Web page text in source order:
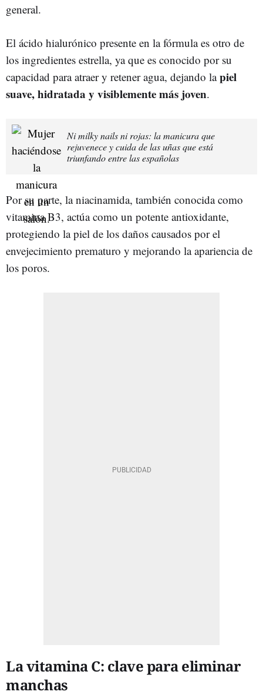
general.
El ácido hialurónico presente en la fórmula es otro de
los ingredientes estrella, ya que es conocido por su
capacidad para atraer y retener agua, dejando lapiel
suave, hidratada y visiblemente más joven.
Ni milky nails ni rojas: la manicura que
rejuvenece y cuida de las uñas que está
triunfando entre las españolas
Por su parte, la niacinamida, también conocida como
vitamina B3, actúa como un potente antioxidante,
protegiendo la piel de los daños causados por el
envejecimiento prematuro y mejorando la apariencia de
los poros.
La vitamina C: clave para eliminar
manchas